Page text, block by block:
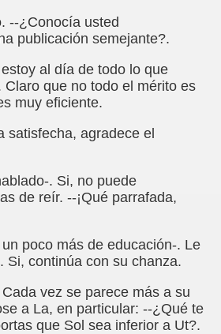
--¿Conocía usted
publicación semejante?.
al día de todo lo que
Claro que no todo el mérito es
muy eficiente.
satisfecha, agradece el
. Si, no puede
de reír. --¡Qué parrafada,
poco más de educación-. Le
Si, continúa con su chanza.
vez se parece más a su
a La, en particular: --¿Qué te
que Sol sea inferior a Ut?.
Elissalde)
sánchez Herrero)
(Pedro Zurita)